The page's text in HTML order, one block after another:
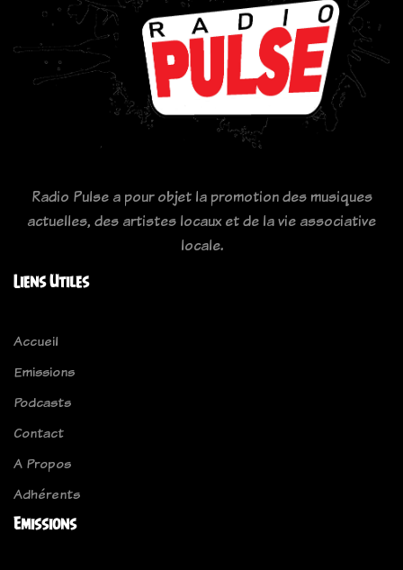
Radio Pulse a pour objet la promotion des musiques
actuelles, des artistes locaux et de la vie associative
locale.
Liens Utiles
Accueil
Emissions
Podcasts
Contact
A Propos
Adhérents
Emissions